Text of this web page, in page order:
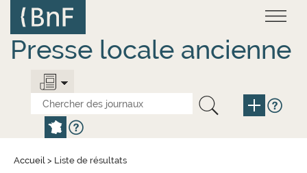
contenu
principal
Presse locale ancienne
Accueil > Liste de résultats
Panneau de gestion des cookies